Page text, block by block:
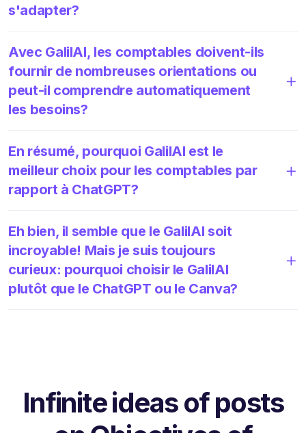
s'adapter?
Avec GalilAI, les comptables doivent-ils
fournir de nombreuses orientations ou
peut-il comprendre automatiquement
les besoins?
En résumé, pourquoi GalilAI est le
meilleur choix pour les comptables par
rapport à ChatGPT?
Eh bien, il semble que le GalilAI soit
incroyable! Mais je suis toujours
curieux: pourquoi choisir le GalilAI
plutôt que le ChatGPT ou le Canva?
Infinite ideas of posts